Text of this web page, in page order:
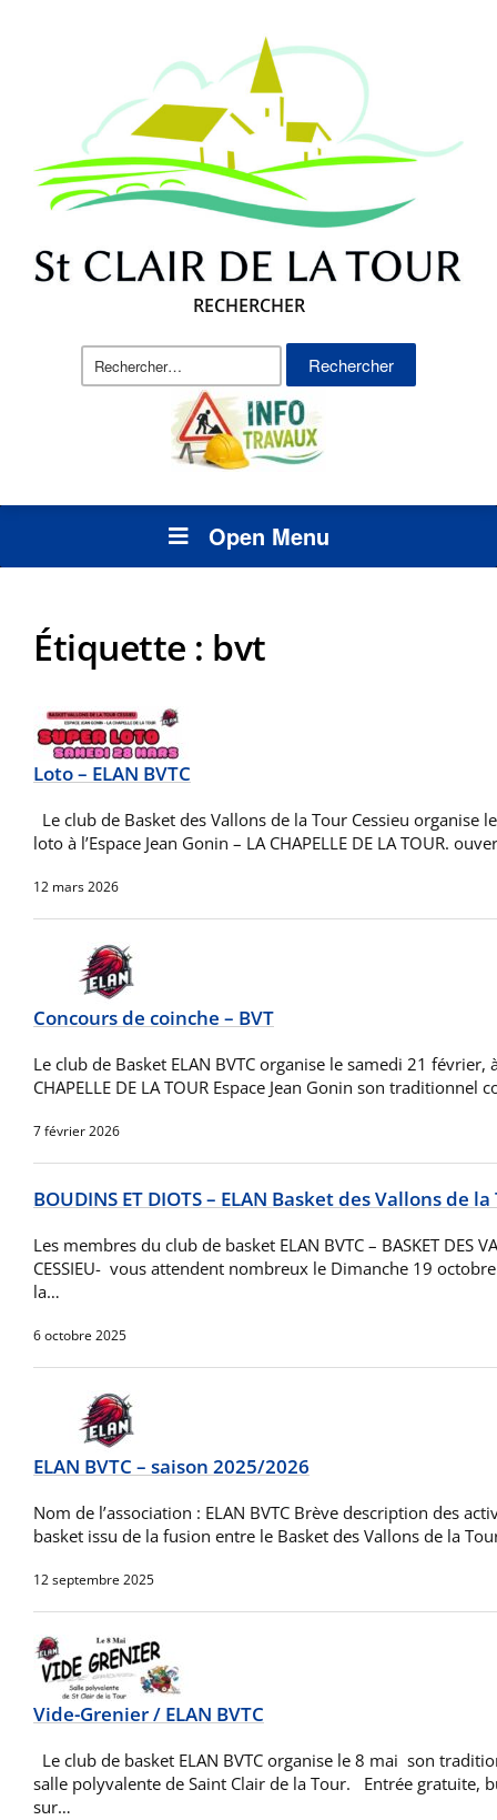
RECHERCHER
Rechercher :
Open Menu
Étiquette : bvt
Loto – ELAN BVTC
Le club de Basket des Vallons de la Tour Cessieu organise
loto à l’Espace Jean Gonin – LA CHAPELLE DE LA TOUR.
12 mars 2026
Concours de coinche – BVT
Le club de Basket ELAN BVTC organise le samedi 21
CHAPELLE DE LA TOUR Espace Jean Gonin son traditionnel
7 février 2026
BOUDINS ET DIOTS – ELAN Basket des Vallons de
Les membres du club de basket ELAN BVTC – BASKET DES
CESSIEU- vous attendent nombreux le Dimanche 19
la…
6 octobre 2025
ELAN BVTC – saison 2025/2026
Nom de l’association : ELAN BVTC Brève description des
basket issu de la fusion entre le Basket des Vallons de la
12 septembre 2025
Vide-Grenier / ELAN BVTC
Le club de basket ELAN BVTC organise le 8 mai son
salle polyvalente de Saint Clair de la Tour. Entrée gratuite,
sur…